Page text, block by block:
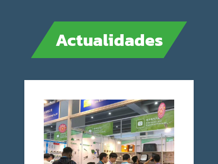
Actualidades